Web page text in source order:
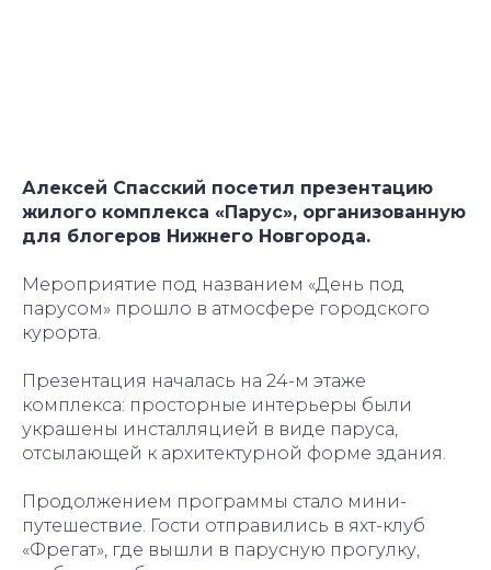
Алексей Спасский посетил презентацию
жилого комплекса «Парус», организованную
для блогеров Нижнего Новгорода.
Мероприятие под названием «День под
парусом» прошло в атмосфере городского
курорта.
Презентация началась на 24-м этаже
комплекса: просторные интерьеры были
украшены инсталляцией в виде паруса,
отсылающей к архитектурной форме здания.
Продолжением программы стало мини-
путешествие. Гости отправились в яхт-клуб
«Фрегат», где вышли в парусную прогулку,